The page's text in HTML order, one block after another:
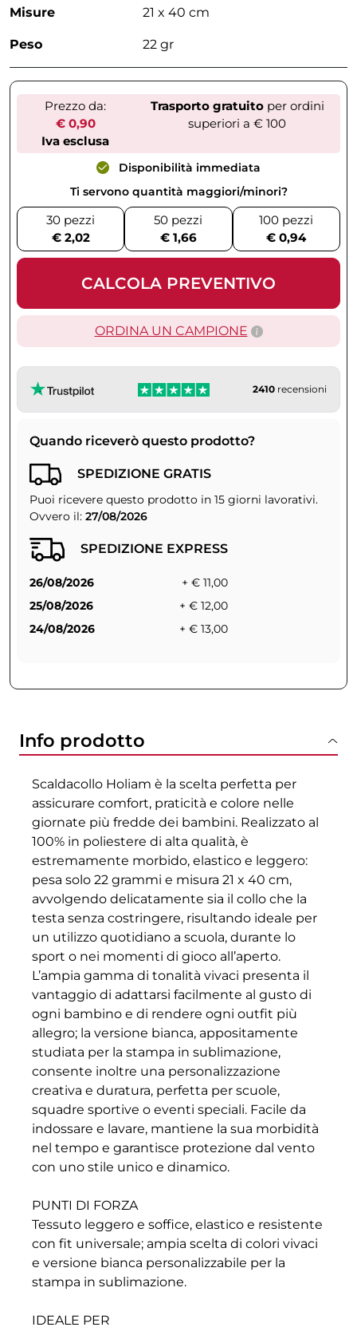
Misure 21 x 40 cm
Peso 22 gr
Prezzo da:
€ 0,90
Iva esclusa
Trasporto gratuitoper ordini
superiori a € 100
Disponibilità immediata
Ti servono quantità maggiori/minori?
30 pezzi
€ 2,02
50 pezzi
€ 1,66
100 pezzi
€ 0,94
CALCOLA PREVENTIVO
ORDINA UN CAMPIONE
2410 recensioni
Quando riceverò questo prodotto?
SPEDIZIONE GRATIS
Puoi ricevere questo prodotto in 15 giorni lavorativi.
Ovvero il: 27/08/2026
SPEDIZIONE EXPRESS
26/08/2026
+ € 11,00
25/08/2026
+ € 12,00
24/08/2026
+ € 13,00
Info prodotto
Scaldacollo Holiam è la scelta perfetta per
assicurare comfort, praticità e colore nelle
giornate più fredde dei bambini. Realizzato al
100% in poliestere di alta qualità, è
estremamente morbido, elastico e leggero:
pesa solo 22 grammi e misura 21 x 40 cm,
avvolgendo delicatamente sia il collo che la
testa senza costringere, risultando ideale per
un utilizzo quotidiano a scuola, durante lo
sport o nei momenti di gioco all’aperto.
L’ampia gamma di tonalità vivaci presenta il
vantaggio di adattarsi facilmente al gusto di
ogni bambino e di rendere ogni outfit più
allegro; la versione bianca, appositamente
studiata per la stampa in sublimazione,
consente inoltre una personalizzazione
creativa e duratura, perfetta per scuole,
squadre sportive o eventi speciali. Facile da
indossare e lavare, mantiene la sua morbidità
nel tempo e garantisce protezione dal vento
con uno stile unico e dinamico.
PUNTI DI FORZA
Tessuto leggero e soffice, elastico e resistente
con fit universale; ampia scelta di colori vivaci
e versione bianca personalizzabile per la
stampa in sublimazione.
IDEALE PER